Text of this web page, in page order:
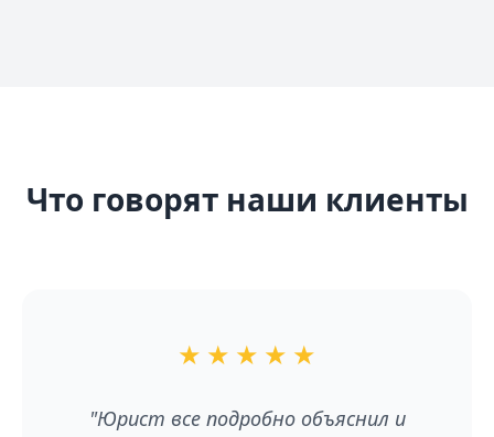
Что говорят наши клиенты
★ ★ ★ ★ ★
"Юрист все подробно объяснил и